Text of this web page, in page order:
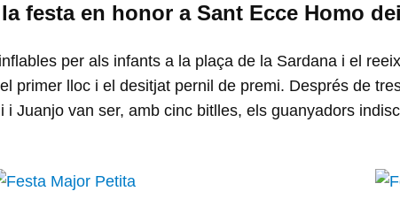
festa en honor a Sant Ecce Homo
per als infants a la plaça de la Sardana i el
primer lloc i el desitjat pernil de premi. Després de
Juanjo van ser, amb cinc bitlles, els guanyadors